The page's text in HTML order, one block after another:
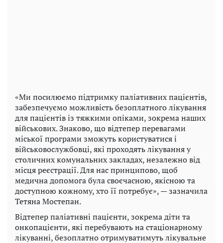
«Ми посилюємо підтримку паліативних пацієнтів,
забезпечуємо можливість безоплатного лікування
для пацієнтів із тяжкими опіками, зокрема наших
військових. Знаково, що відтепер перевагами
міської програми зможуть користуватися і
військовослужбовці, які проходять лікування у
столичних комунальних закладах, незалежно від
місця реєстрації. Для нас принципово, щоб
медична допомога була своєчасною, якісною та
доступною кожному, хто її потребує», — зазначила
Тетяна Мостепан.
Відтепер паліативні пацієнти, зокрема діти та
онкопацієнти, які перебувають на стаціонарному
лікуванні, безоплатно отримуватимуть лікувальне